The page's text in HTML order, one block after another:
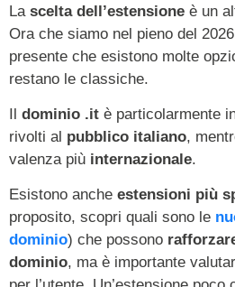
La scelta dell’estensione è un
Ora che siamo nel pieno del
presente che esistono molte
restano le classiche.
Il dominio .it è particolarmente
rivolti al pubblico italiano,
valenza più internazionale.
Esistono anche estensioni più
proposito, scopri quali sono le
dominio) che possono
dominio, ma è importante